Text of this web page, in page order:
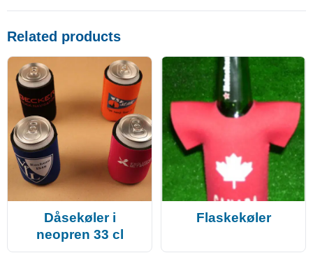
Related products
Dåsekøler i
neopren 33 cl
Flaskekøler